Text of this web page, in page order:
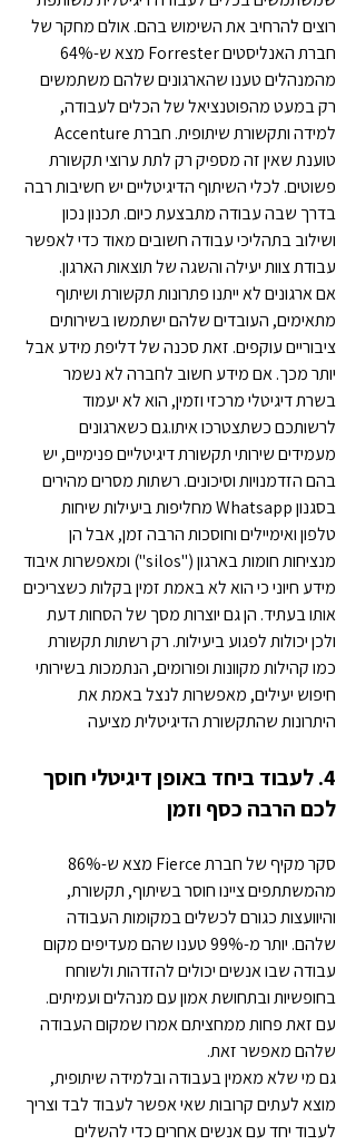
רוצים להרחיב את השימוש בהם. אולם מחקר של
מהמנהלים טענו שהארגונים שלהם משתמשים
רק במעט מהפוטנציאל של הכלים לעבודה,
טוענת שאין זה מספיק רק לתת ערוצי תקשורת
פשוטים. לכלי השיתוף הדיגיטליים יש חשיבות רבה
בדרך שבה עבודה מתבצעת כיום. תכנון נכון
ושילוב בתהליכי עבודה חשובים מאוד כדי לאפשר
עבודת צוות יעילה והשגה של תוצאות הארגון.
אם ארגונים לא ייתנו פתרונות תקשורת ושיתוף
מתאימים, העובדים שלהם ישתמשו בשירותים
ציבוריים עוקפים. זאת סכנה של דליפת מידע אבל
יותר מכך. אם מידע חשוב לחברה לא נשמר
בשרת דיגיטלי מרכזי וזמין, הוא לא יעמוד
לרשותכם כשתצטרכו איתו.גם כשארגונים
מעמידים שירותי תקשורת דיגיטליים פנימיים, יש
בהם הזדמנויות וסיכונים. רשתות מסרים מהירים
בסגנון Whatsapp מחליפות ביעילות שיחות
טלפון ואימיילים וחוסכות הרבה זמן, אבל הן
מנציחות חומות בארגון ("silos") ומאפשרות איבוד
מידע חיוני כי הוא לא באמת זמין בקלות כשצריכים
אותו בעתיד. הן גם יוצרות מסך של הסחות דעת
ולכן יכולות לפגוע ביעילות. רק רשתות תקשורת
כמו קהילות מקוונות ופורומים, הנתמכות בשירותי
חיפוש יעילים, מאפשרות לנצל באמת את
היתרונות שהתקשורת הדיגיטלית מציעה
4. לעבוד ביחד באופן דיגיטלי חוסך
לכם הרבה כסף וזמן
מהמשתתפים ציינו חוסר בשיתוף, תקשורת,
והיוועצות כגורם לכשלים במקומות העבודה
שלהם. יותר מ-99% טענו שהם מעדיפים מקום
עבודה שבו אנשים יכולים להזדהות ולשוחח
בחופשיות ובתחושת אמון עם מנהלים ועמיתים.
עם זאת פחות ממחציתם אמרו שמקום העבודה
שלהם מאפשר זאת.
גם מי שלא מאמין בעבודה ובלמידה שיתופית,
מוצא לעתים קרובות שאי אפשר לעבוד לבד וצריך
לעבוד יחד עם אנשים אחרים כדי להשלים